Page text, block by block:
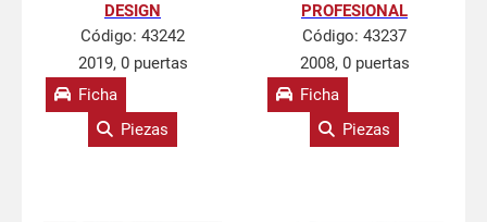
DESIGN
Código: 43242
2019, 0 puertas
Ficha
Piezas
PROFESIONAL
Código: 43237
2008, 0 puertas
Ficha
Piezas